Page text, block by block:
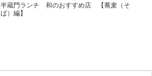
半蔵門ランチ 和のおすすめ店 【蕎麦（そ
ば）編】